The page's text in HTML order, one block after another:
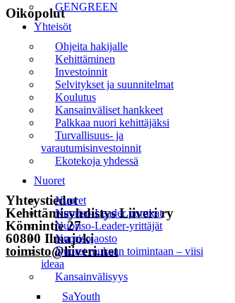
GENGREEN
Yhteisöt
Ohjeita hakijalle
Kehittäminen
Investoinnit
Selvitykset ja suunnitelmat
Koulutus
Kansainväliset hankkeet
Palkkaa nuori kehittäjäksi
Turvallisuus- ja
varautumisinvestoinnit
Ekotekoja yhdessä
Nuoret
Nuoret
Nuoriso-Leader porukat
Nuoriso-Leader-yrittäjät
Nuorisojaosto
Nuoret mukaan toimintaan – viisi
ideaa
Kansainvälisyys
SaYouth
Oikopolut
Tapahtumat
Yhteystiedot
Yhteystiedot
Kehittämisyhdistys Liiveri ry
Könnintie 27
60800 Ilmajoki
toimisto@liiveri.net